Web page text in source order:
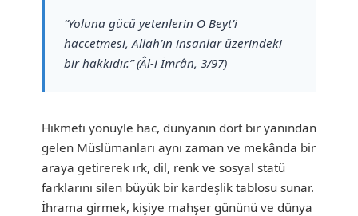
“Yoluna gücü yetenlerin O Beyt’i
haccetmesi, Allah’ın insanlar üzerindeki
bir hakkıdır.” (Âl-i İmrân, 3/97)
Hikmeti yönüyle hac, dünyanın dört bir yanından
gelen Müslümanları aynı zaman ve mekânda bir
araya getirerek ırk, dil, renk ve sosyal statü
farklarını silen büyük bir kardeşlik tablosu sunar.
İhrama girmek, kişiye mahşer gününü ve dünya